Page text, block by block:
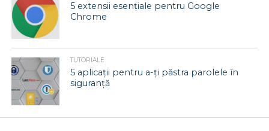
5 extensii esențiale pentru Google
Chrome
TUTORIALE
5 aplicații pentru a-ți păstra parolele în
siguranță